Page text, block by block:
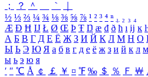
；
？ ＾ ｀
½ ⅓ ⅔ ¼ ¾ ⅛ ⅜ ⅝ ⅞ ¹ ² ³ ⁴ ⁿ ₁ ₂ ₃ ₄
Æ Ð Ħ Ĳ Ł Ø Œ Þ Ŧ Ŋ æ đ ð ħ ı ĳ ĸ ŀ
А Б В Г Д Е Ё Ж З И Й К Л М Н О
Ы Ь Э Ю Я а б в г д е ё ж з и й к л м
ы ь э ю я
′ ″ ℃ Å ￠ ￡ ￥ ¤ ℉ ‰ ＄ ％ Ｆ ￦